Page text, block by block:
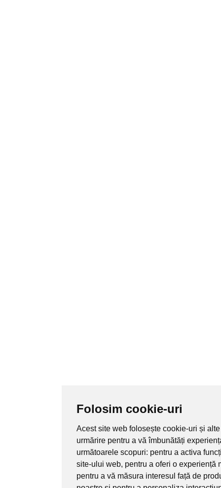
Folosim cookie-uri
Acest site web folosește cookie-uri și
urmărire pentru a vă îmbunătăți
următoarele scopuri: pentru a activa
site-ului web, pentru a oferi o experiență
pentru a vă măsura interesul față de